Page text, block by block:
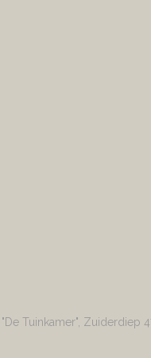
Tuinkamer", Zuiderdiep